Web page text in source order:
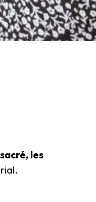
les